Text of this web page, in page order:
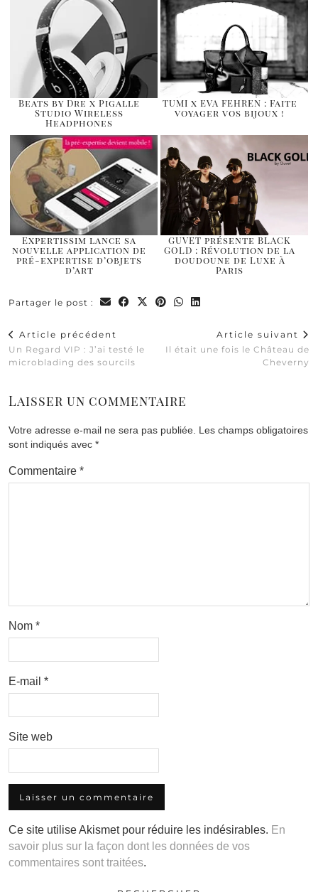
Beats by Dre x Pigalle
Studio Wireless
Headphones
TUMI x EVA FEHREN : Faite
voyager vos bijoux !
Expertissim lance sa
nouvelle application de
pré-expertise d’objets
d’art
GUVET présente BLACK
GOLD : Révolution de la
doudoune de Luxe à
Paris
Partager le post :
Article précédent
Un Regard VIP : J’ai testé le
microblading des sourcils
Article suivant
Il était une fois le Château de
Cheverny
Laisser un commentaire
Votre adresse e-mail ne sera pas publiée. Les champs obligatoires
sont indiqués avec *
Commentaire *
Nom *
E-mail *
Site web
Ce site utilise Akismet pour réduire les indésirables. En
savoir plus sur la façon dont les données de vos
commentaires sont traitées.